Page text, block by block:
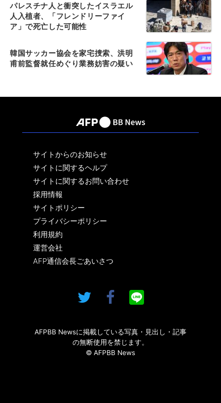
パレスチナ人と衝突したイスラエル
人入植者、「フレンドリーファイ
ア」で死亡した可能性
韓国サッカー協会を家宅捜索、洪明
甫前監督就任めぐり業務妨害の疑い
サイトからのお知らせ
サイトに関するヘルプ
サイトに関するお問い合わせ
採用情報
サイトポリシー
プライバシーポリシー
利用規約
運営会社
AFP通信会長ごあいさつ
AFPBB Newsに掲載している写真・見出し・記事
の無断使用を禁じます。
© AFPBB News